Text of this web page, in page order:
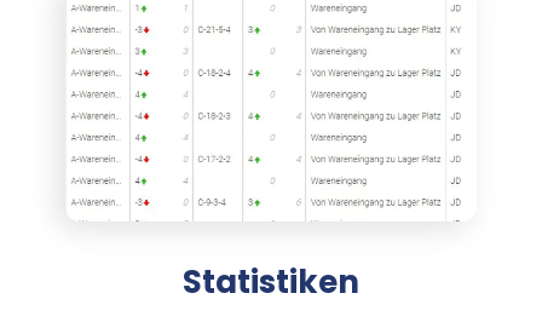
Statistiken